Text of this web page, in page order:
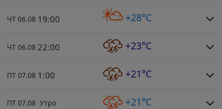
ЧТ 06.08 19:00 +28°C
ЧТ 06.08 22:00 +23°C
ПТ 07.08 1:00 +21°C
ПТ 07.08 Утро +21°C